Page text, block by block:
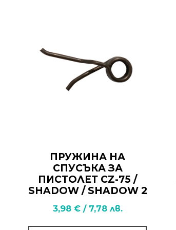
ПРУЖИНА НА
СПУСЪКА ЗА
ПИСТОЛЕТ CZ-75 /
SHADOW / SHADOW 2
3,98 € / 7,78 лв.